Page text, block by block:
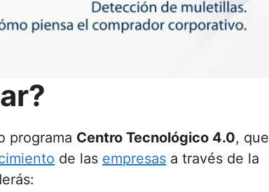
programa Centro Tecnológico 4.0, que
de las empresas a través de la